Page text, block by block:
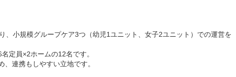
、小規模グループケア3つ（幼児1ユニット、女子2ユニット）での運営を
定員×2ホームの12名です。
連携もしやすい立地です。